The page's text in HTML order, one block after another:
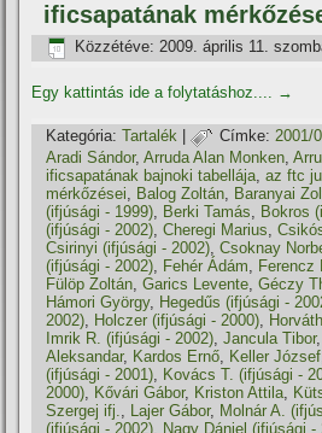
ificsapatának
Közzétéve: 2009. április 11.
Egy kattintás ide a folytatáshoz.... →
Kategória: Tartalék | Címke: 2001/
Aradi Sándor,Arruda Alan Monken,
ificsapatának bajnoki tabellája,az ftc
mérkőzései, Balog Zoltán, Baranyai
(ifjúsági - 1999), Berki Tamás, Bokros
(ifjúsági - 2002),Cheregi Marius,
Csirinyi (ifjúsági - 2002),Csoknay
(ifjúsági - 2002), Fehér Ádám, Ferencz
Fülöp Zoltán,Garics Levente,Géczy
Hámori György, Hegedűs (ifjúsági -
2002), Holczer (ifjúsági - 2000),
Imrik R. (ifjúsági - 2002),Jancula Tibor
Aleksandar, Kardos Ernő, Keller József
(ifjúsági - 2001), Kovács T. (ifjúsági -
2000), Kővári Gábor, Kriston Attila,
Szergej ifj., Lajer Gábor, Molnár A.
(ifjúsági - 2002), Nagy Dániel (ifjúsági -